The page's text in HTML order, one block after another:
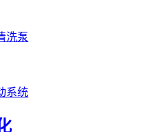
洗泵
系统